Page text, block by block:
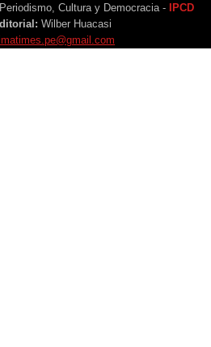
Cultura y Democracia - IPCD
Wilber Huacasi